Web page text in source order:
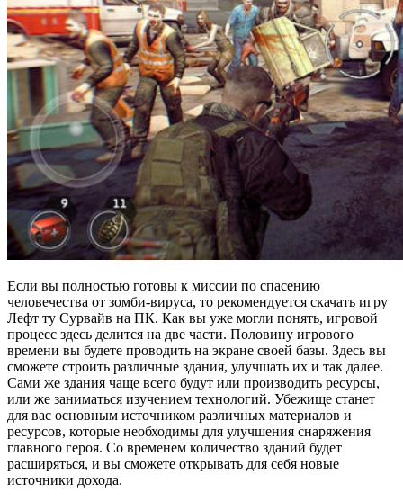
Если вы полностью готовы к миссии по спасению
человечества от зомби-вируса, то рекомендуется скачать игру
Лефт ту Сурвайв на ПК. Как вы уже могли понять, игровой
процесс здесь делится на две части. Половину игрового
времени вы будете проводить на экране своей базы. Здесь вы
сможете строить различные здания, улучшать их и так далее.
Сами же здания чаще всего будут или производить ресурсы,
или же заниматься изучением технологий. Убежище станет
для вас основным источником различных материалов и
ресурсов, которые необходимы для улучшения снаряжения
главного героя. Со временем количество зданий будет
расширяться, и вы сможете открывать для себя новые
источники дохода.